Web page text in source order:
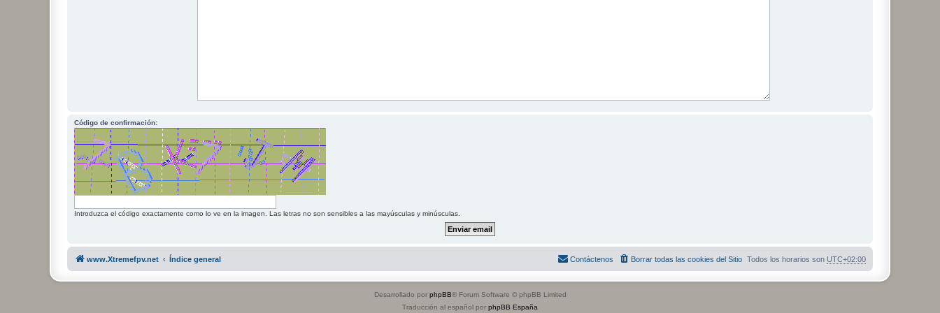
Código de confirmación:
Introduzca el código exactamente como lo ve en la imagen. Las letras no son sensibles a las mayúsculas y minúsculas.
www.Xtremefpv.net Índice general Todos los horarios son UTC+02:00
Borrar todas las cookies del Sitio
Contáctenos
Desarrollado por phpBB® Forum Software © phpBB Limited
Traducción al español por phpBB España